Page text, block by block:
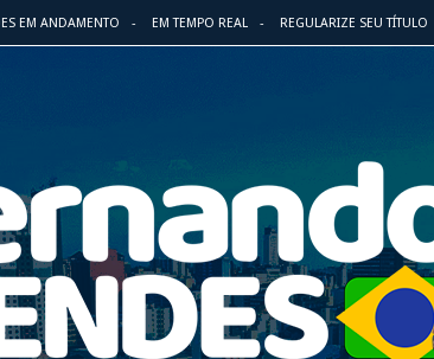
EM ANDAMENTO EM TEMPO REAL REGULARIZE SEU TÍTULO